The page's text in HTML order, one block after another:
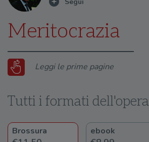
Meritocrazia
Leggi le prime pagine
Tutti i formati dell'opera
Brossura ebook